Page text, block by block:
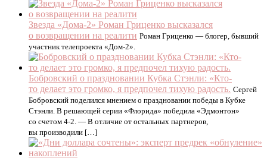
Звезда «Дома-2» Роман Гриценко высказался
о возвращении на реалити Роман Гриценко — блогер, бывший
участник телепроекта «Дом-2».
Бобровский о праздновании Кубка Стэнли: «Кто-
то делает это громко, я предпочел тихую радость. Сергей
Бобровский поделился мнением о праздновании победы в Кубке
Стэнли. В решающей серии «Флорида» победила «Эдмонтон»
со счетом 4-2. — В отличие от остальных партнеров,
вы производили […]